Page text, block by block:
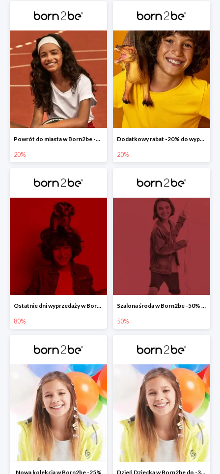
Powrót do miasta w Born2be -20% na całą kolekcję
20%
Dodatkowy rabat -20% do wyprzedaży w Born2be
20%
Ostatnie dni wyprzedaży w Born2be do -80%
80%
Szalona środa w Born2be -50% na co drugi produkt
50%
Nowa kolekcja w Born2be -25% Dzień Dziecka w Born2be do -30%